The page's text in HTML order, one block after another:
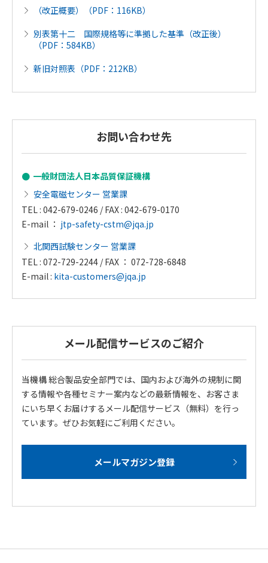
（改正概要）（PDF：116KB）
別表第十二 国際規格等に準拠した基準（改正後）
（PDF：584KB）
新旧対照表（PDF：212KB）
お問い合わせ先
一般財団法人日本品質保証機構
安全電磁センター 営業課
TEL : 042-679-0246 / FAX : 042-679-0170
E-mail ： jtp-safety-cstm@jqa.jp
北関西試験センター 営業課
TEL : 072-729-2244 / FAX ： 072-728-6848
E-mail : kita-customers@jqa.jp
メール配信サービスのご紹介
当機構 総合製品安全部門では、国内および海外の規制に関
する情報や各種セミナー案内などの最新情報を、お客さま
にいち早くお届けするメール配信サービス（無料）を行っ
ています。ぜひお気軽にご利用ください。
メールマガジン登録